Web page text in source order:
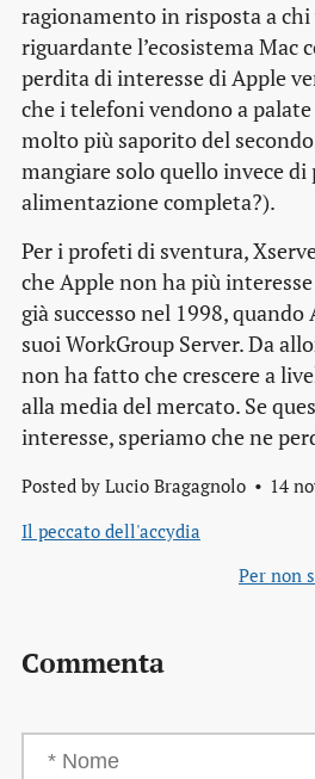
ragionamento in risposta a
riguardante l’ecosistema Mac
perdita di interesse di Apple
che i telefoni vendono a
molto più saporito del
mangiare solo quello invece di
alimentazione completa?).
Per i profeti di sventura,
che Apple non ha più
già successo nel 1998, quando
suoi WorkGroup Server. Da
non ha fatto che crescere a
alla media del mercato. Se
interesse, speriamo che ne
Posted by Lucio Bragagnolo 14
Il peccato dell'accydia
Per non
Commenta